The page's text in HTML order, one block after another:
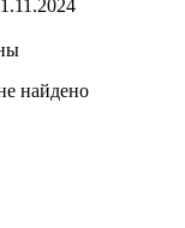
найдено